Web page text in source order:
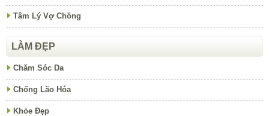
Tâm Lý Vợ Chồng
LÀM ĐẸP
Chăm Sóc Da
Chống Lão Hóa
Khỏe Đẹp